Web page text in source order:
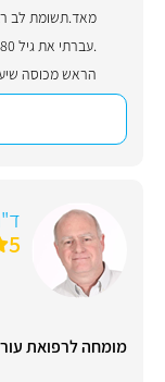
מאד.תשומת לב
הראש מכוסה
5
מומחה לרפואת עור